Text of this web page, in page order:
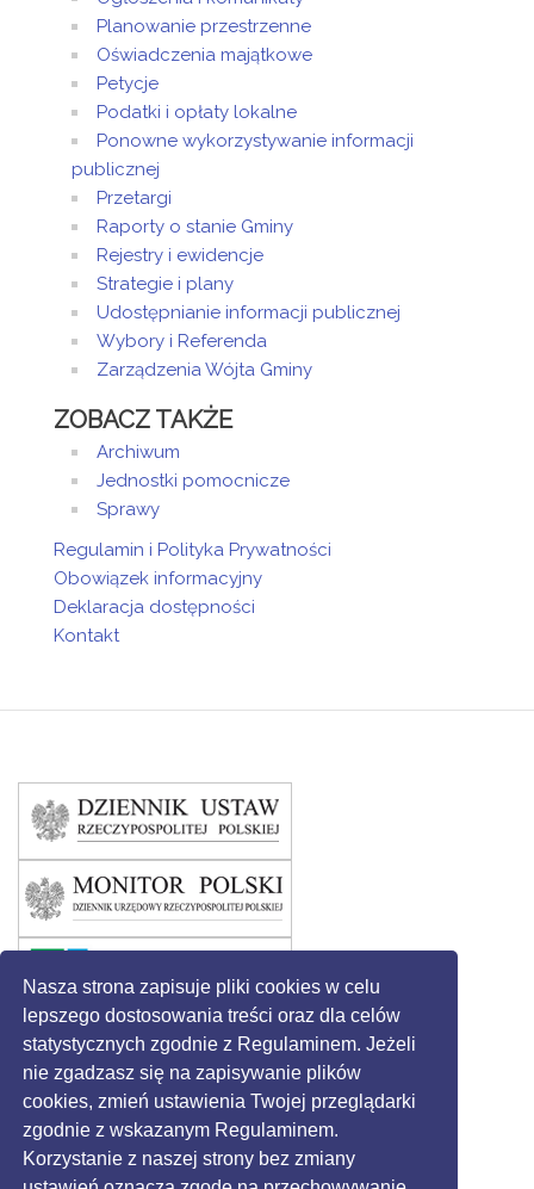
Nasza strona zapisuje pliki cookies w celu
lepszego dostosowania treści oraz dla celów
statystycznych zgodnie z Regulaminem. Jeżeli
nie zgadzasz się na zapisywanie plików
cookies, zmień ustawienia Twojej przeglądarki
zgodnie z wskazanym Regulaminem.
Korzystanie z naszej strony bez zmiany
Planowanie przestrzenne
Oświadczenia majątkowe
Petycje
Podatki i opłaty lokalne
Ponowne wykorzystywanie informacji
publicznej
Przetargi
Raporty o stanie Gminy
Rejestry i ewidencje
Strategie i plany
Udostępnianie informacji publicznej
Wybory i Referenda
Zarządzenia Wójta Gminy
ZOBACZ TAKŻE
Archiwum
Jednostki pomocnicze
Sprawy
Regulamin i Polityka Prywatności
Obowiązek informacyjny
Deklaracja dostępności
Kontakt